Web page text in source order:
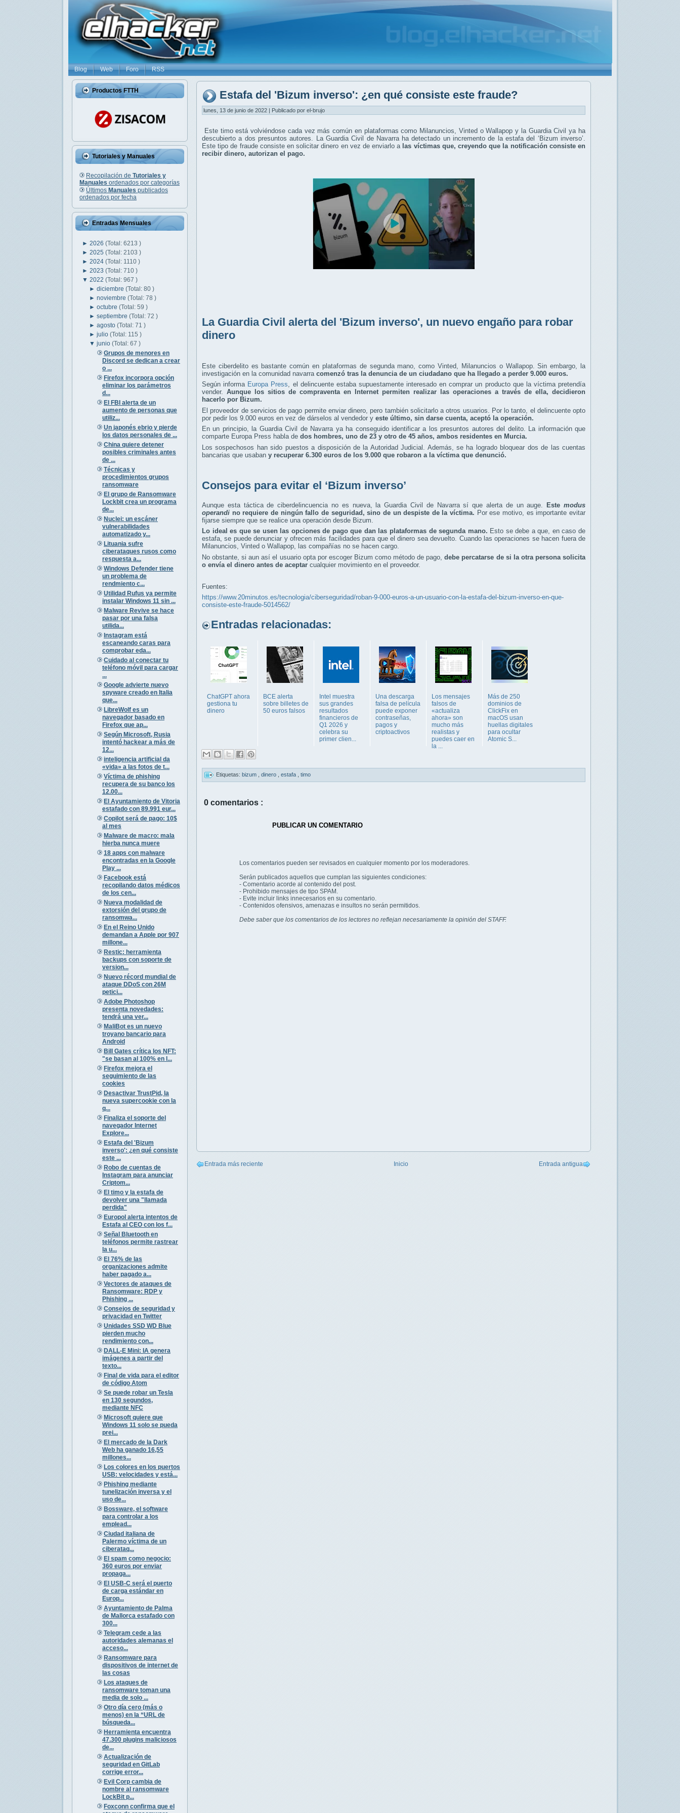
Blog Web Foro RSS
Productos FTTH
Tutoriales y Manuales
Recopilación de Tutoriales y
Manuales ordenados por categorías
Últimos Manuales publicados
ordenados por fecha
Entradas Mensuales
► 2026 (Total: 6213 )
► 2025 (Total: 2103 )
► 2024 (Total: 1110 )
► 2023 (Total: 710 )
▼ 2022 (Total: 967 )
►diciembre(Total: 80 )
►noviembre(Total: 78 )
►octubre(Total: 59 )
►septiembre(Total: 72 )
►agosto(Total: 71 )
►julio(Total: 115 )
▼junio(Total: 67 )
Grupos de menores en
Discord se dedican a crear
o ...
Firefox incorpora opción
eliminar los parámetros
d...
El FBI alerta de un
aumento de personas que
utiliz...
Un japonés ebrio y pierde
los datos personales de ...
China quiere detener
posibles criminales antes
de ...
Técnicas y
procedimientos grupos
ransomware
El grupo de Ransomware
Lockbit crea un programa
de...
Nuclei: un escáner
vulnerabilidades
automatizado y...
Lituania sufre
ciberataques rusos como
respuesta a...
Windows Defender tiene
un problema de
rendmiento c...
Utilidad Rufus ya permite
instalar Windows 11 sin ...
Malware Revive se hace
pasar por una falsa
utilida...
Instagram está
escaneando caras para
comprobar eda...
Cuidado al conectar tu
teléfono móvil para cargar
...
Google advierte nuevo
spyware creado en Italia
que...
LibreWolf es un
navegador basado en
Firefox que ap...
Según Microsoft, Rusia
intentó hackear a más de
12...
inteligencia artificial da
«vida» a las fotos de t...
Víctima de phishing
recupera de su banco los
12.00...
El Ayuntamiento de Vitoria
estafado con 89.991 eur...
Copilot será de pago: 10$
al mes
Malware de macro: mala
hierba nunca muere
18 apps con malware
encontradas en la Google
Play ...
Facebook está
recopilando datos médicos
de los cen...
Nueva modalidad de
extorsión del grupo de
ransomwa...
En el Reino Unido
demandan a Apple por 907
millone...
Restic: herramienta
backups con soporte de
version...
Nuevo récord mundial de
ataque DDoS con 26M
petici...
Adobe Photoshop
presenta novedades:
tendrá una ver...
MaliBot es un nuevo
troyano bancario para
Android
Bill Gates crítica los NFT:
"se basan al 100% en l...
Firefox mejora el
seguimiento de las
cookies
Desactivar TrustPid, la
nueva supercookie con la
q...
Finaliza el soporte del
navegador Internet
Explore...
Estafa del 'Bizum
inverso': ¿en qué consiste
este ...
Robo de cuentas de
Instagram para anunciar
Criptom...
El timo y la estafa de
devolver una "llamada
perdida"
Europol alerta intentos de
Estafa al CEO con los f...
Señal Bluetooth en
teléfonos permite rastrear
la u...
El 76% de las
organizaciones admite
haber pagado a...
Vectores de ataques de
Ransomware: RDP y
Phishing ...
Consejos de seguridad y
privacidad en Twitter
Unidades SSD WD Blue
pierden mucho
rendimiento con...
DALL-E Mini: IA genera
imágenes a partir del
texto...
Final de vida para el editor
de código Atom
Se puede robar un Tesla
en 130 segundos,
mediante NFC
Microsoft quiere que
Windows 11 solo se pueda
prei...
El mercado de la Dark
Web ha ganado 16,55
millones...
Los colores en los puertos
USB: velocidades y está...
Phishing mediante
tunelización inversa y el
uso de...
Bossware, el software
para controlar a los
emplead...
Ciudad italiana de
Palermo víctima de un
ciberataq...
El spam como negocio:
360 euros por enviar
propaga...
El USB-C será el puerto
de carga estándar en
Europ...
Ayuntamiento de Palma
de Mallorca estafado con
300...
Telegram cede a las
autoridades alemanas el
acceso...
Ransomware para
dispositivos de internet de
las cosas
Los ataques de
ransomware toman una
media de solo ...
Otro día cero (más o
menos) en la “URL de
búsqueda...
Herramienta encuentra
47.300 plugins maliciosos
de...
Actualización de
seguridad en GitLab
corrige error...
Evil Corp cambia de
nombre al ransomware
LockBit p...
Foxconn confirma que el
Estafa del 'Bizum inverso': ¿en qué consiste este fraude?
lunes, 13 de junio de 2022 | Publicado por el-brujo
Este timo está volviéndose cada vez más común en plataformas como Milanuncios, Vinted o Wallapop y la Guardia Civil ya ha
descubierto a dos presuntos autores. La Guardia Civil de Navarra ha detectado un incremento de la estafa del ‘Bizum inverso’.
Este tipo de fraude consiste en solicitar dinero en vez de enviarlo a las víctimas que, creyendo que la notificación consiste en
recibir dinero, autorizan el pago.
La Guardia Civil alerta del 'Bizum inverso', un nuevo engaño para robar
dinero
Este ciberdelito es bastante común en plataformas de segunda mano, como Vinted, Milanuncios o Wallapop. Sin embargo, la
investigación en la comunidad navarra comenzó tras la denuncia de un ciudadano que ha llegado a perder 9.000 euros.
Según informaEuropa Press, el delincuente estaba supuestamente interesado en comprar un producto que la víctima pretendía
vender. Aunque los sitios de compraventa en Internet permiten realizar las operaciones a través de ella, decidieron
hacerlo por Bizum.
El proveedor de servicios de pago permite enviar dinero, pero también solicitarlo a otros usuarios. Por lo tanto, el delincuente opto
por pedir los 9.000 euros en vez de dárselos al vendedor y este último, sin darse cuenta, aceptó la operación.
En un principio, la Guardia Civil de Navarra ya ha conseguido identificar a los presuntos autores del delito. La información que
comparte Europa Press habla de dos hombres, uno de 23 y otro de 45 años, ambos residentes en Murcia.
Los sospechosos han sido puestos a disposición de la Autoridad Judicial. Además, se ha logrado bloquear dos de las cuentas
bancarias que usaban y recuperar 6.300 euros de los 9.000 que robaron a la víctima que denunció.
Consejos para evitar el ‘Bizum inverso’
Aunque esta táctica de ciberdelincuencia no es nueva, la Guardia Civil de Navarra sí que alerta de un auge. Estemodus
operandi no requiere de ningún fallo de seguridad, sino de un despiste de la víctima. Por ese motivo, es importante evitar
fijarse siempre que se realice una operación desde Bizum.
Lo ideal es que se usen las opciones de pago que dan las plataformas de segunda mano. Esto se debe a que, en caso de
estafa, se puede denunciar y ofrecen más facilidades para que el dinero sea devuelto. Cuando las operaciones se hacen fuera de
Milanuncios, Vinted o Wallapop, las compañías no se hacen cargo.
No obstante, si aun así el usuario opta por escoger Bizum como método de pago, debe percatarse de si la otra persona solicita
o envía el dinero antes de aceptar cualquier movimiento en el proveedor.
Fuentes:
https://www.20minutos.es/tecnologia/ciberseguridad/roban-9-000-euros-a-un-usuario-con-la-estafa-del-bizum-inverso-en-que-
consiste-este-fraude-5014562/
Entradas relacionadas:
ChatGPT ahora
gestiona tu
dinero
BCE alerta
sobre billetes de
50 euros falsos
Intel muestra
sus grandes
resultados
financieros de
Q1 2026 y
celebra su
primer clien...
Una descarga
falsa de película
puede exponer
contraseñas,
pagos y
criptoactivos
Los mensajes
falsos de
«actualiza
ahora» son
mucho más
realistas y
puedes caer en
la ...
Más de 250
dominios de
ClickFix en
macOS usan
huellas digitales
para ocultar
Atomic S...
Etiquetas: bizum dinero estafa timo
0 comentarios :
PUBLICAR UN COMENTARIO
Los comentarios pueden ser revisados en cualquier momento por los moderadores.
Serán publicados aquellos que cumplan las siguientes condiciones:
- Comentario acorde al contenido del post.
- Prohibido mensajes de tipo SPAM.
- Evite incluir links innecesarios en su comentario.
- Contenidos ofensivos, amenazas e insultos no serán permitidos.
Debe saber que los comentarios de los lectores no reflejan necesariamente la opinión del STAFF.
Entrada más reciente Entrada antigua
Inicio